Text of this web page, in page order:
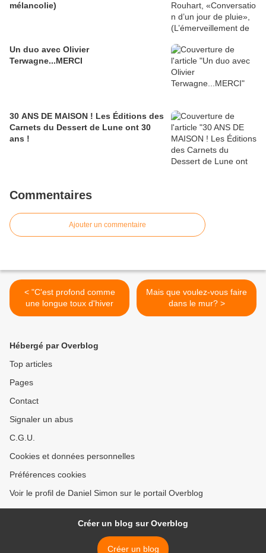
mélancolie)
Un duo avec Olivier
Terwagne...MERCI
30 ANS DE MAISON ! Les Éditions des
Carnets du Dessert de Lune ont 30
ans !
Commentaires
Ajouter un commentaire
< "C'est profond comme
une longue toux d'hiver
Mais que voulez-vous faire
dans le mur? >
Hébergé par Overblog
Top articles
Pages
Contact
Signaler un abus
C.G.U.
Cookies et données personnelles
Préférences cookies
Voir le profil de Daniel Simon sur le portail Overblog
Créer un blog sur Overblog
Créer un blog